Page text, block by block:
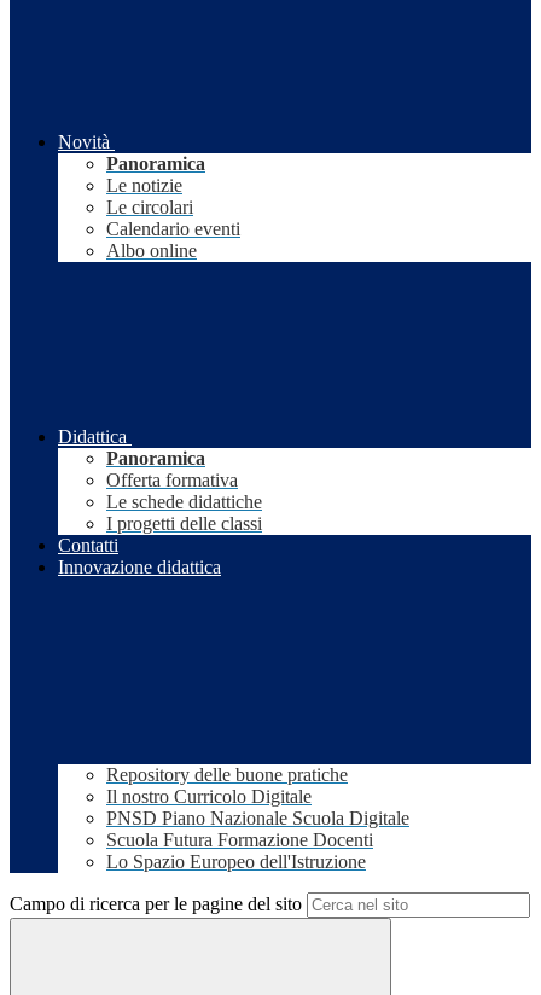
Novità
Panoramica
Le notizie
Le circolari
Calendario eventi
Albo online
Didattica
Panoramica
Offerta formativa
Le schede didattiche
I progetti delle classi
Contatti
Innovazione didattica
Repository delle buone pratiche
Il nostro Curricolo Digitale
PNSD Piano Nazionale Scuola Digitale
Scuola Futura Formazione Docenti
Lo Spazio Europeo dell'Istruzione
Campo di ricerca per le pagine del sito